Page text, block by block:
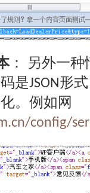
： 另外一种
是JSON形
。例如网
config/